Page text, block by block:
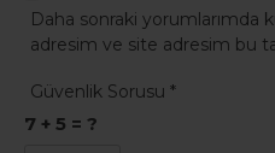
Daha sonraki yorumlarımda
adresim ve site adresim bu
Güvenlik Sorusu *
7 + 5 = ?